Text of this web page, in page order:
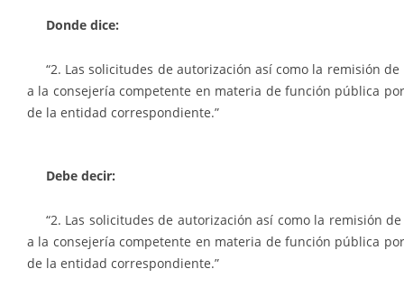
Donde dice:
“2. Las solicitudes de autorización así como la remisión
a la consejería competente en materia de función pública
de la entidad correspondiente.”
Debe decir:
“2. Las solicitudes de autorización así como la remisión
a la consejería competente en materia de función pública
de la entidad correspondiente.”